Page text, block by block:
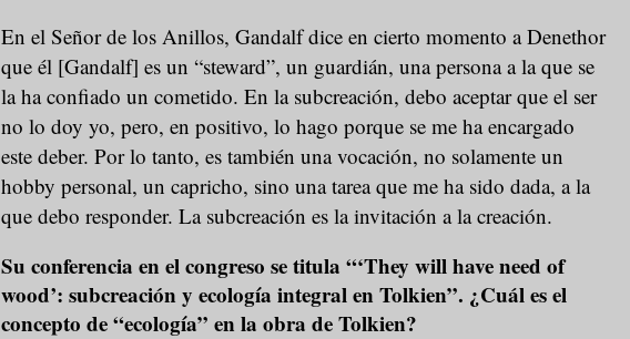
En el Señor de los Anillos, Gandalf dice en cierto momento a Denethor
que él [Gandalf] es un “steward”, un guardián, una persona a la que se
la ha confiado un cometido. En la subcreación, debo aceptar que el ser
no lo doy yo, pero, en positivo, lo hago porque se me ha encargado
este deber. Por lo tanto, es también una vocación, no solamente un
hobby personal, un capricho, sino una tarea que me ha sido dada, a la
que debo responder. La subcreación es la invitación a la creación.
Su conferencia en el congreso se titula “‘They will have need of
wood’: subcreación y ecología integral en Tolkien”. ¿Cuál es el
concepto de “ecología” en la obra de Tolkien?